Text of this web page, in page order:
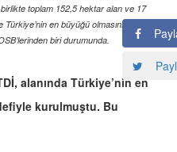
toplam 152,5 hektar alan ve 17
en büyüğü olmasının yanı
biri durumunda.
alanında Türkiye’nin en
kurulmuştu. Bu